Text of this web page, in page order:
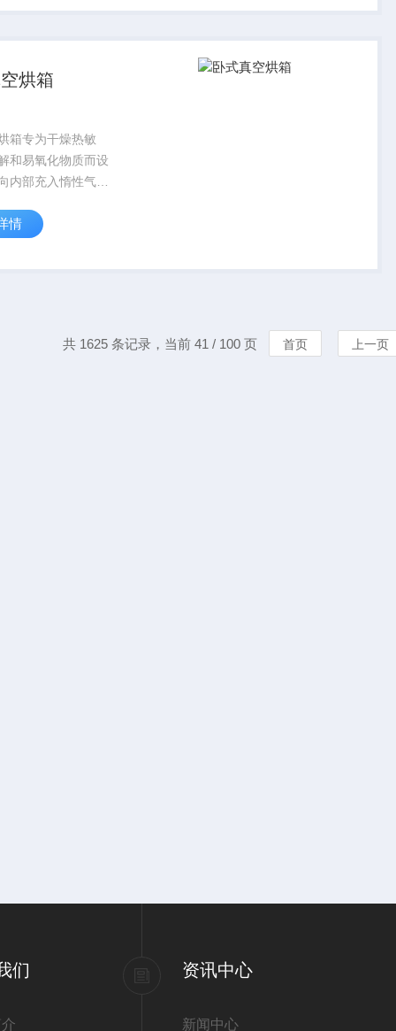
小动物的饲养；水
烘箱
箱专为干燥热敏
和易氧化物质而设
内部充入惰性气
快速干燥,适合工矿
进行干燥热处理
情
共 1625 条记录，当前 41 / 100 页 首页 上一页
们 资讯中心
新闻中心